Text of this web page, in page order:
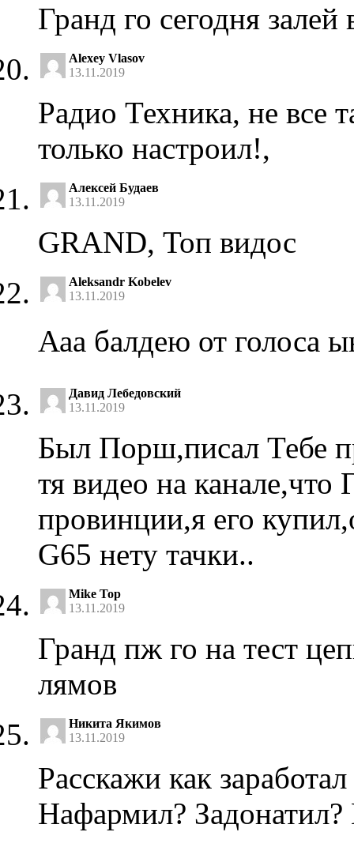
Гранд го сегодня
Alexey Vlasov
13.11.2019
Радио Техника, не все
только настроил!,
Алексей Будаев
13.11.2019
GRAND, Топ видос
Aleksandr Kobelev
13.11.2019
Ааа балдею от голоса
Давид Лебедовский
13.11.2019
Был Порш,писал Тебе
тя видео на канале,что
провинции,я его
G65 нету тачки..
Mike Top
13.11.2019
Гранд пж го на тест
лямов
Никита Якимов
13.11.2019
Расскажи как
Нафармил?